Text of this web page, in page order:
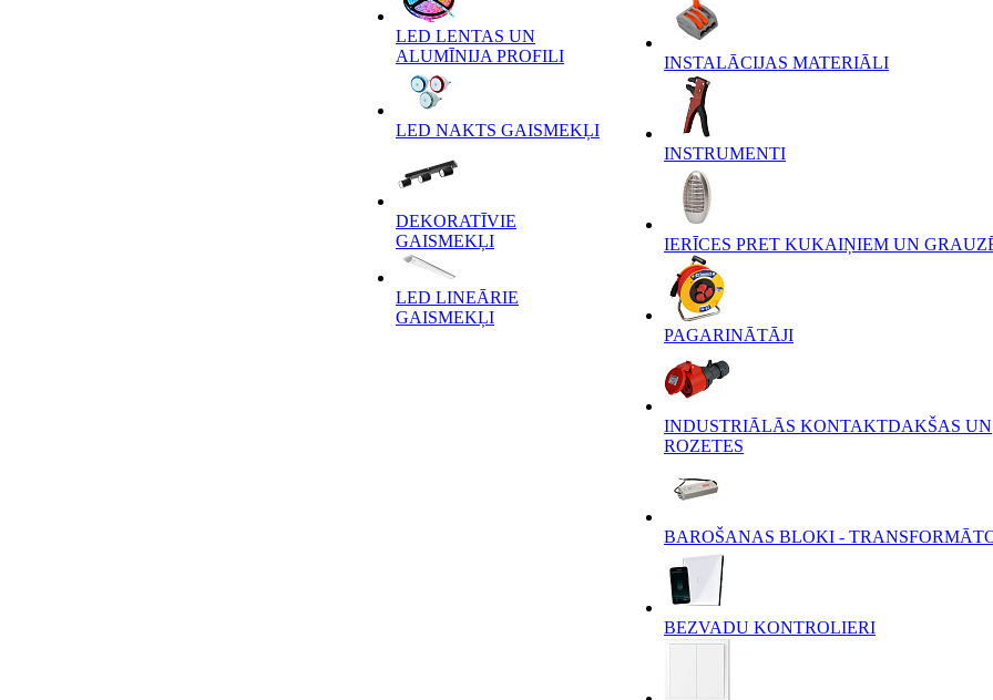
LED LENTAS UN
ALUMĪNIJA PROFILI
LED NAKTS GAISMEKĻI
DEKORATĪVIE
GAISMEKĻI
LED LINEĀRIE
GAISMEKĻI
INSTALĀCIJAS MATERIĀLI
INSTRUMENTI
IERĪCES PRET KUKAIŅIEM UN
PAGARINĀTĀJI
INDUSTRIĀLĀS KONTAKTDAKŠAS UN
ROZETES
BAROŠANAS BLOKI -
BEZVADU KONTROLIERI